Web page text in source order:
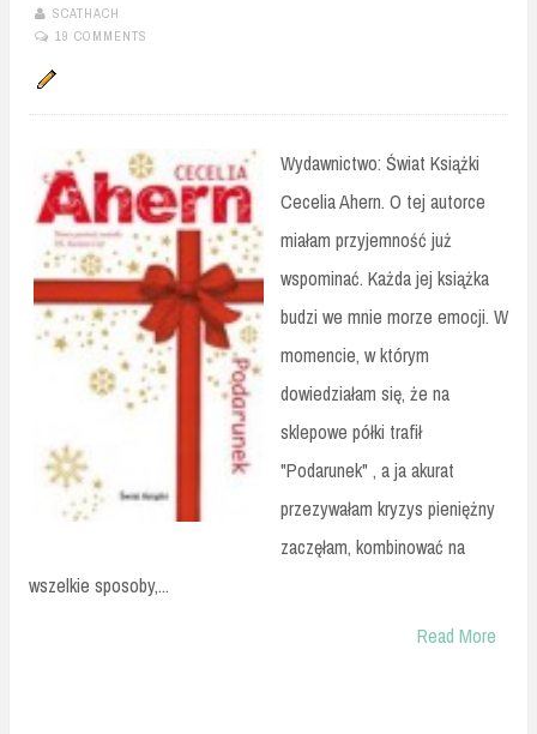
SCATHACH
19 COMMENTS
Wydawnictwo: Świat Książki
Cecelia Ahern. O tej autorce
miałam przyjemność już
wspominać. Każda jej książka
budzi we mnie morze emocji. W
momencie, w którym
dowiedziałam się, że na
sklepowe półki trafił
"Podarunek" , a ja akurat
przezywałam kryzys pieniężny
zaczęłam, kombinować na
wszelkie sposoby,...
Read More